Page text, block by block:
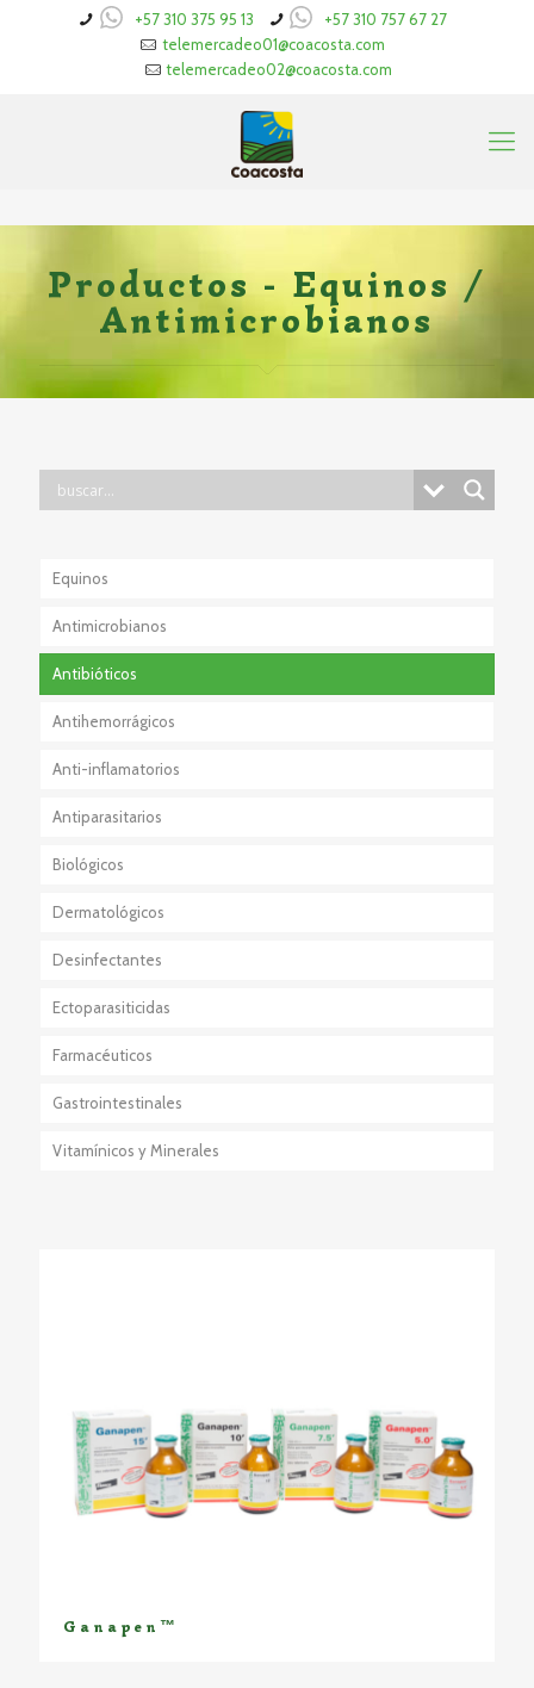
+57 310 375 95 13
+57 310 757 67 27
telemercadeo01@coacosta.com
telemercadeo02@coacosta.com
Productos - Equinos /
Antimicrobianos
Equinos
Antimicrobianos
Antibióticos
Antihemorrágicos
Anti-inflamatorios
Esteroidales
No Esteroidales
Antiparasitarios
Externos
Internos
Externos + Internos
Biológicos
Dermatológicos
Desinfectantes
Ectoparasiticidas
Farmacéuticos
Anestésico-Sedante
Eutanásicos
Gastrointestinales
Vitamínicos y Minerales
Ganapen™